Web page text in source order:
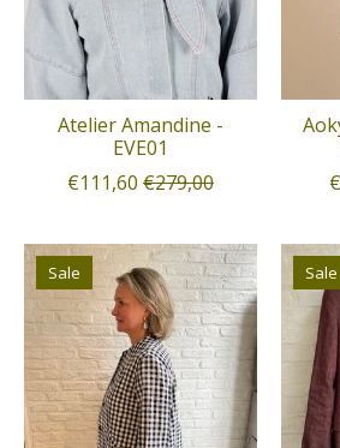
Atelier Amandine -
EVE01
€111,60 €279,00
Sale Sale